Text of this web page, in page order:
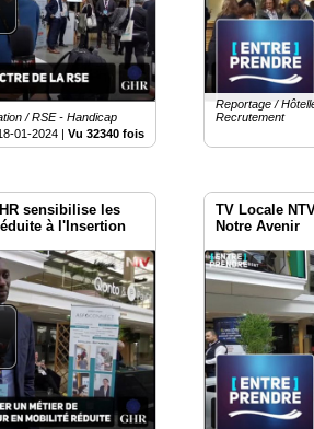
/ RSE - Handicap
01-2024 |Vu 32340 fois
Reportage /
Recrutement
sensibilise les
à l'Insertion
TV Locale
Notre Avenir